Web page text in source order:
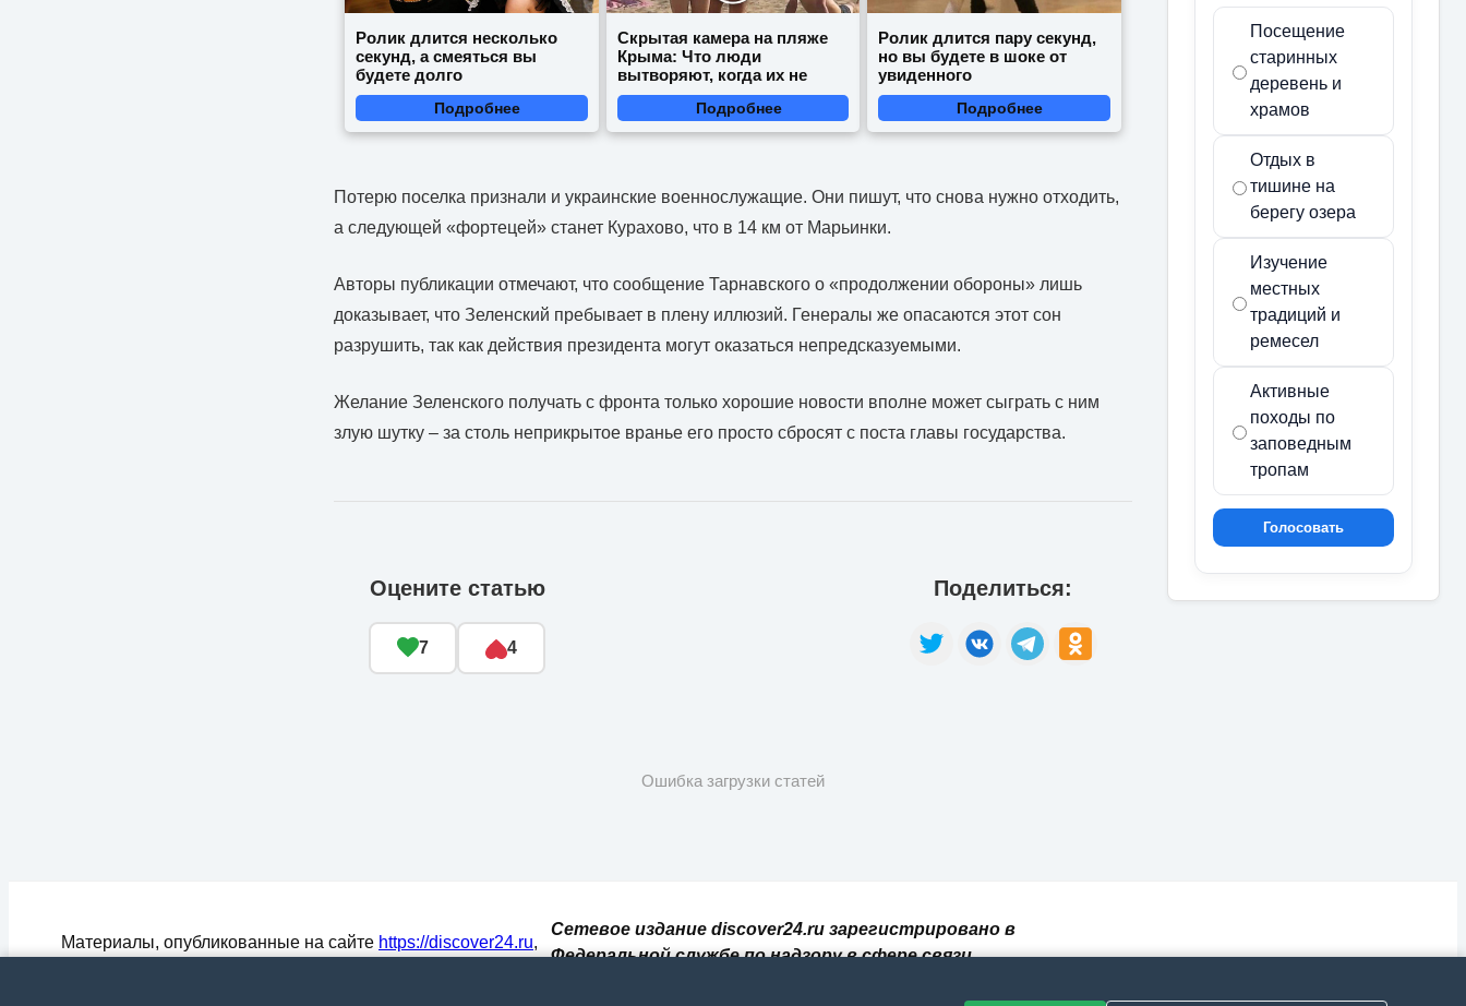
Ролик длится несколько
секунд, а смеяться вы
будете долго
Подробнее
Скрытая камера на пляже
Крыма: Что люди
вытворяют, когда их не
видят...
Подробнее
Ролик длится пару секунд,
но вы будете в шоке от
увиденного
Подробнее
Потерю поселка признали и украинские военнослужащие. Они пишут, что снова нужно отходить,
а следующей «фортецей» станет Курахово, что в 14 км от Марьинки.
Авторы публикации отмечают, что сообщение Тарнавского о «продолжении обороны» лишь
доказывает, что Зеленский пребывает в плену иллюзий. Генералы же опасаются этот сон
разрушить, так как действия президента могут оказаться непредсказуемыми.
Желание Зеленского получать с фронта только хорошие новости вполне может сыграть с ним
злую шутку – за столь неприкрытое вранье его просто сбросят с поста главы государства.
Оцените статью
7 4
Поделиться:
Ошибка загрузки статей
Посещение
старинных
деревень и
храмов
Отдых в
тишине на
берегу озера
Изучение
местных
традиций и
ремесел
Активные
походы по
заповедным
тропам
Голосовать
Сетевое издание discover24.ru зарегистрировано в
Федеральной службе по надзору в сфере связи,
Материалы, опубликованные на сайте https://discover24.ru,